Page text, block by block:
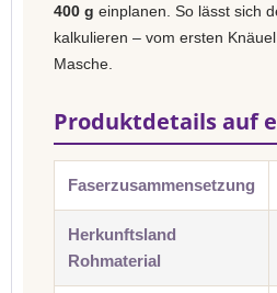
400 g einplanen. So lässt sich
kalkulieren – vom ersten
Masche.
Produktdetails auf
Faserzusammensetzung
Herkunftsland
Rohmaterial